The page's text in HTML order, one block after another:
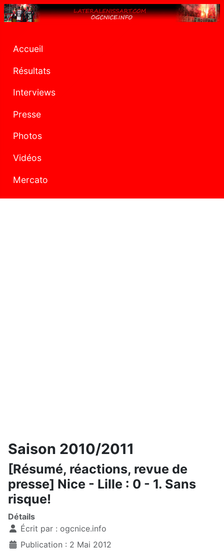
Accueil
Résultats
Interviews
Presse
Photos
Vidéos
Mercato
Saison 2010/2011
[Résumé, réactions, revue de
presse] Nice - Lille : 0 - 1. Sans
risque!
Détails
Écrit par : ogcnice.info
Publication : 2 Mai 2012